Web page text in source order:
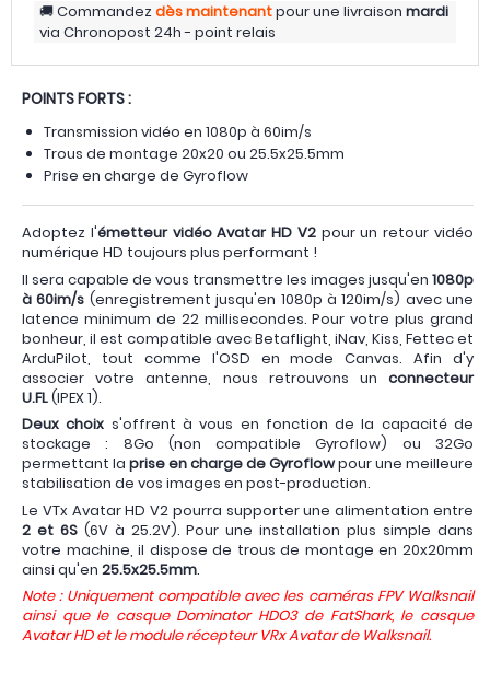
Commandezdès maintenantpour une livraison mardi
via Chronopost 24h - point relais
POINTS FORTS :
Transmission vidéo en 1080p à 60im/s
Trous de montage 20x20 ou 25.5x25.5mm
Prise en charge de Gyroflow
Adoptez l'émetteur vidéo Avatar HD V2pour un retour vidéo
numérique HD toujours plus performant !
Il sera capable de vous transmettre les images jusqu'en 1080p
à 60im/s (enregistrement jusqu'en 1080p à 120im/s) avec une
latence minimum de 22 millisecondes. Pour votre plus grand
bonheur, il est compatible avec Betaflight, iNav, Kiss, Fettec et
ArduPilot, tout comme l'OSD en mode Canvas. Afin d'y
associer votre antenne, nous retrouvons un connecteur
U.FL(IPEX 1).
Deux choix s'offrent à vous en fonction de la capacité de
stockage : 8Go (non compatible Gyroflow) ou 32Go
permettant la prise en charge de Gyroflowpour une meilleure
stabilisation de vos images en post-production.
Le VTx Avatar HD V2 pourra supporter une alimentation entre
2 et 6S(6V à 25.2V). Pour une installation plus simple dans
votre machine, il dispose de trous de montage en 20x20mm
ainsi qu'en 25.5x25.5mm.
Note : Uniquement compatible avec les caméras FPV Walksnail
ainsi que le casque Dominator HDO3 de FatShark, le casque
Avatar HD et le module récepteur VRx Avatar de Walksnail.